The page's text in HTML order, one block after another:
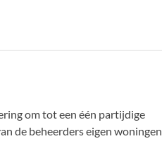
om tot een één partijdige
de beheerders eigen woningen